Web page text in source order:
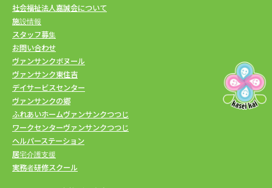
社会福祉法人嘉誠会について
施設情報
スタッフ募集
お問い合わせ
ヴァンサンクボヌール
ヴァンサンク東住吉
デイサービスセンター
ヴァンサンクの郷
ふれあいホームヴァンサンクつつじ
ワークセンターヴァンサンクつつじ
ヘルパーステーション
居宅介護支援
実務者研修スクール